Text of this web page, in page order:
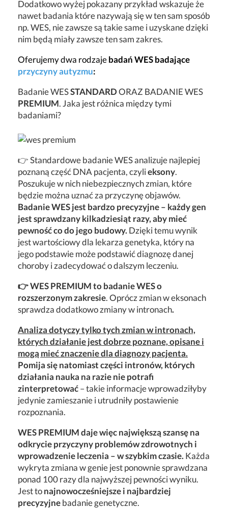
Dodatkowo wyżej pokazany przykład wskazuje że
nawet badania które nazywają się w ten sam sposób
np. WES, nie zawsze są takie same i uzyskane dzięki
nim będą miały zawsze ten sam zakres.
Oferujemy dwa rodzajebadań WES badające
przyczyny autyzmu:
Badanie WESSTANDARDORAZ BADANIE WES
PREMIUM. Jaka jest różnica między tymi
badaniami?
👉 Standardowe badanie WES analizuje najlepiej
poznaną część DNA pacjenta, czylieksony.
Poszukuje w nich niebezpiecznych zmian, które
będzie można uznać za przyczynę objawów.
Badanie WES jest bardzo precyzyjne – każdy gen
jest sprawdzany kilkadziesiąt razy, aby mieć
pewność co do jego budowy. Dzięki temu wynik
jest wartościowy dla lekarza genetyka, który na
jego podstawie może podstawić diagnozę danej
choroby i zadecydować o dalszym leczeniu.
👉 WES PREMIUM to badanie WES o
rozszerzonym zakresie. Oprócz zmian w eksonach
sprawdza dodatkowo zmiany w intronach.
Analiza dotyczy tylko tych zmian w intronach,
których działanie jest dobrze poznane, opisane i
mogą mieć znaczenie dla diagnozy pacjenta.
Pomija się natomiast części intronów, których
działania nauka na razie nie potrafi
zinterpretować– takie informacje wprowadziłyby
jedynie zamieszanie i utrudniły postawienie
rozpoznania.
WES PREMIUM daje więc największą szansę na
odkrycie przyczyny problemów zdrowotnych i
wprowadzenie leczenia – w szybkim czasie. Każda
wykryta zmiana w genie jest ponownie sprawdzana
ponad 100 razy dla najwyższej pewności wyniku.
Jest tonajnowocześniejsze i najbardziej
precyzyjnebadanie genetyczne.